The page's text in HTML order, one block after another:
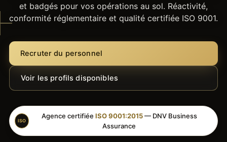
et badgés pour vos opérations au sol. Réactivité,
conformité réglementaire et qualité certifiée ISO 9001.
Recruter du personnel
Voir les profils disponibles
ISO
Agence certifiée ISO 9001:2015— DNV Business
Assurance